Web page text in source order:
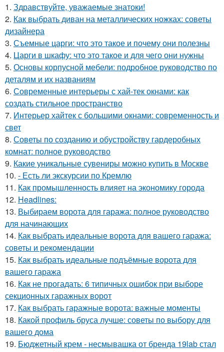
1. Здравствуйте, уважаемые знатоки!
2. Как выбрать диван на металлических ножках: советы
дизайнера
3. Съемные царги: что это такое и почему они полезны
4. Царги в шкафу: что это такое и для чего они нужны
5. Основы корпусной мебели: подробное руководство по
деталям и их названиям
6. Современные интерьеры с хай-тек окнами: как
создать стильное пространство
7. Интерьер хайтек с большими окнами: современность и
свет
8. Советы по созданию и обустройству гардеробных
комнат: полное руководство
9. Какие уникальные сувениры можно купить в Москве
10. - Есть ли экскурсии по Кремлю
11. Как промышленность влияет на экономику города
12. Headlines:
13. Выбираем ворота для гаража: полное руководство
для начинающих
14. Как выбрать идеальные ворота для вашего гаража:
советы и рекомендации
15. Как выбрать идеальные подъёмные ворота для
вашего гаража
16. Как не прогадать: 6 типичных ошибок при выборе
секционных гаражных ворот
17. Как выбрать гаражные ворота: важные моменты
18. Какой профиль бруса лучше: советы по выбору для
вашего дома
19. Бюджетный крем - несмывашка от бренда 19lab стал